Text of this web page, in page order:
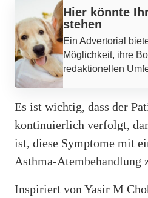
Hier könnte
stehen
Ein Advertorial
Möglichkeit, ihre
redaktionellen
Es ist wichtig, dass der
kontinuierlich verfolgt,
ist, diese Symptome mit
Asthma-Atembehandlung
Inspiriert von Yasir M